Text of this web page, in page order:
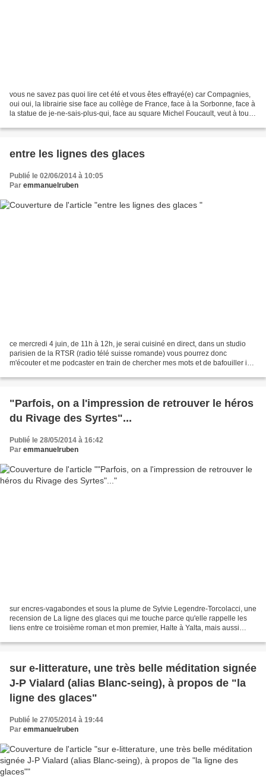
vous ne savez pas quoi lire cet été et vous êtes effrayé(e) car Compagnies,
oui oui, la librairie sise face au collège de France, face à la Sorbonne, face à
la statue de je-ne-sais-plus-qui, face au square Michel Foucault, veut à tout
entre les lignes des glaces
Publié le 02/06/2014 à 10:05
Par emmanuelruben
ce mercredi 4 juin, de 11h à 12h, je serai cuisiné en direct, dans un studio
parisien de la RTSR (radio télé suisse romande) vous pourrez donc
m'écouter et me podcaster en train de chercher mes mots et de bafouiller ici :
lignes-du-04-06-2014.html...
"Parfois, on a l'impression de retrouver le héros
du Rivage des Syrtes"...
Publié le 28/05/2014 à 16:42
Par emmanuelruben
sur encres-vagabondes et sous la plume de Sylvie Legendre-Torcolacci, une
recension de La ligne des glaces qui me touche parce qu'elle rappelle les
liens entre ce troisième roman et mon premier, Halte à Yalta, mais aussi
sur e-litterature, une très belle méditation signée
J-P Vialard (alias Blanc-seing), à propos de "la
ligne des glaces"
Publié le 27/05/2014 à 19:44
Par emmanuelruben